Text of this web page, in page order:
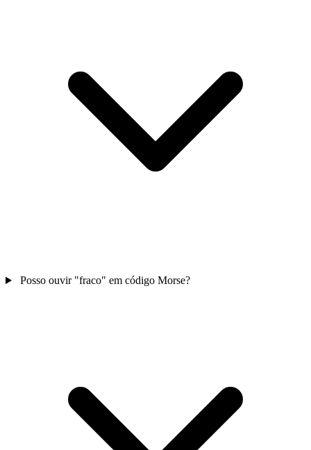
Posso ouvir "fraco" em código Morse?